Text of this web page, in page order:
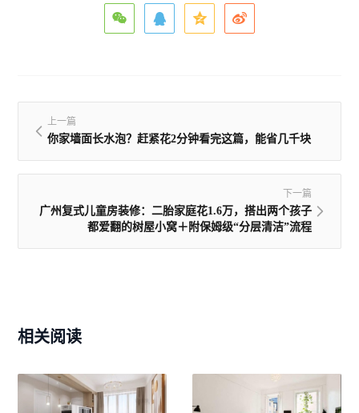
上一篇
你家墙面长水泡？赶紧花2分钟看完这篇，能省几千块
下一篇
广州复式儿童房装修：二胎家庭花1.6万，搭出两个孩子
都爱翻的树屋小窝＋附保姆级“分层清洁”流程
相关阅读